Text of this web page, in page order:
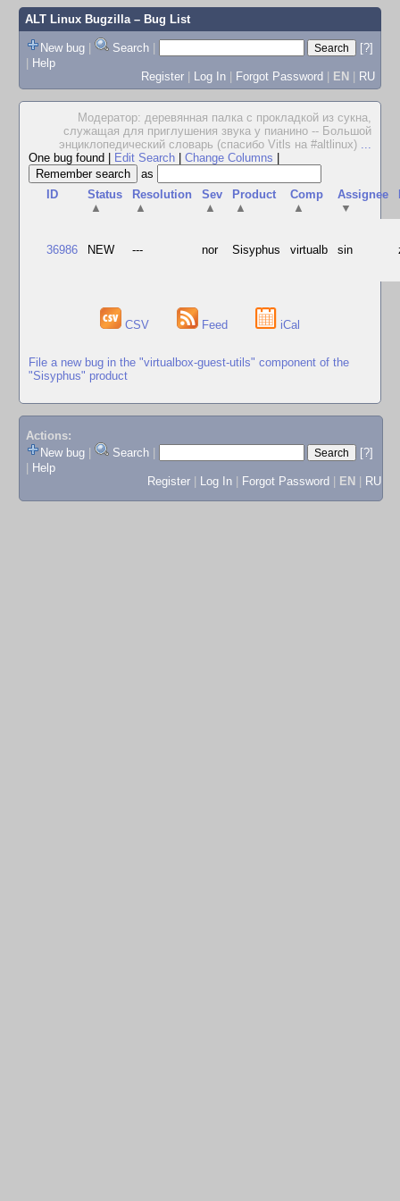
ALT Linux Bugzilla– Bug List
New bug | Search |
[?]
| Help
Register | Log In | Forgot Password | EN | RU
Модератор: деревянная палка с прокладкой из сукна,
служащая для приглушения звука у пианино -- Большой
энциклопедический словарь (спасибо Vitls на #altlinux) ...
One bug found
Edit Search Change Columns
as
ID
Status
▲
Resolution
▲
Sev
▲
Product
▲
Comp
▲
Assignee
▼
36986 NEW --- nor Sisyphus virtualb sin
CSV Feed iCal
File a new bug in the "virtualbox-guest-utils" component of the
"Sisyphus" product
Actions:
New bug
Search
[?]
Help
Register
Log In Forgot Password EN RU